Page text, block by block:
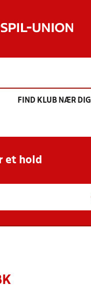
FIND KLUB NÆR DIG
et hold